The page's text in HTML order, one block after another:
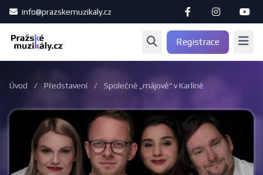
info@prazskemuzikaly.cz
Registrace
Úvod / Představení / Společně „májově“ v Karlíně